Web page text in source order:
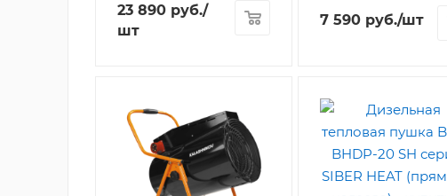
23 890 руб./
шт
7 590 руб./шт